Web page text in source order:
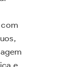
com
e